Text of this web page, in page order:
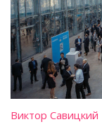
Виктор Савицкий